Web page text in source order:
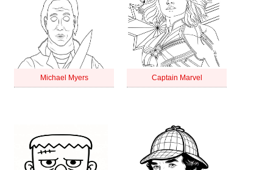
Michael Myers Captain Marvel